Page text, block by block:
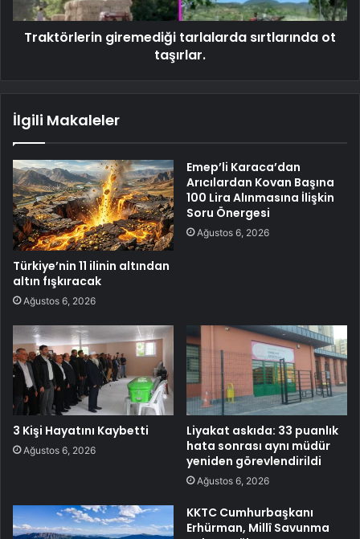
Traktörlerin giremediği tarlalarda sırtlarında ot
taşırlar.
İlgili Makaleler
Türkiye’nin 11 ilinin altından
altın fışkıracak
Ağustos 6, 2026
Emep’li Karaca’dan
Arıcılardan Kovan Başına
100 Lira Alınmasına İlişkin
Soru Önergesi
Ağustos 6, 2026
3 Kişi Hayatını Kaybetti
Ağustos 6, 2026
Liyakat askıda: 33 puanlık
hata sonrası aynı müdür
yeniden görevlendirildi
Ağustos 6, 2026
KKTC Cumhurbaşkanı
Erhürman, Millî Savunma